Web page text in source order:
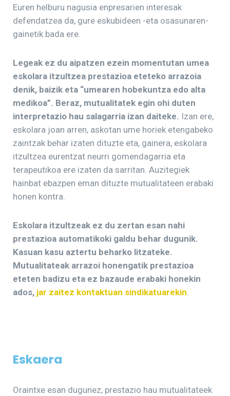
Euren helburu nagusia enpresarien interesak
defendatzea da, gure eskubideen -eta osasunaren-
gainetik bada ere.
Legeak ez du aipatzen ezein momentutan umea
eskolara itzultzea prestazioa eteteko arrazoia
denik, baizik eta “umearen hobekuntza edo alta
medikoa”. Beraz, mutualitatek egin ohi duten
interpretazio hau salagarria izan daiteke. Izan ere,
eskolara joan arren, askotan ume horiek etengabeko
zaintzak behar izaten dituzte eta, gainera, eskolara
itzultzea eurentzat neurri gomendagarria eta
terapeutikoa ere izaten da sarritan. Auzitegiek
hainbat ebazpen eman dituzte mutualitateen erabaki
honen kontra.
Eskolara itzultzeak ez du zertan esan nahi
prestazioa automatikoki galdu behar dugunik.
Kasuan kasu aztertu beharko litzateke.
Mutualitateak arrazoi honengatik prestazioa
eteten badizu eta ez bazaude erabaki honekin
ados, jar zaitez kontaktuan sindikatuarekin.
Eskaera
Oraintxe esan dugunez, prestazio hau mutualitateek